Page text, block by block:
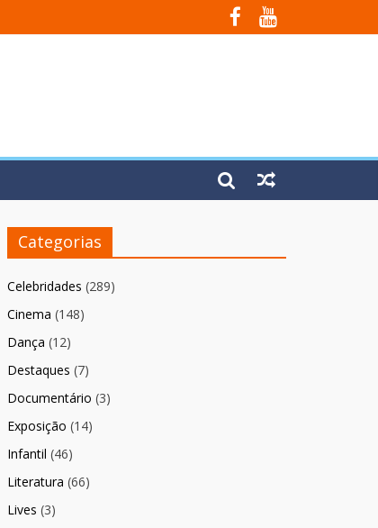
Categorias
Celebridades (289)
Cinema (148)
Dança (12)
Destaques (7)
Documentário (3)
Exposição (14)
Infantil (46)
Literatura (66)
Lives (3)